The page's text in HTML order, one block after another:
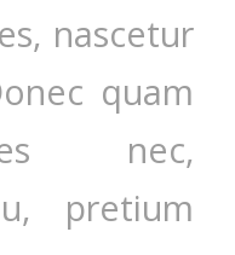
nascetur
quam
nec,
pretium